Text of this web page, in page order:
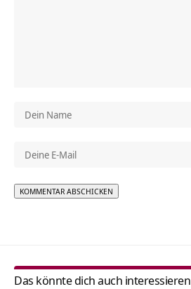
Das könnte dich auch interessieren